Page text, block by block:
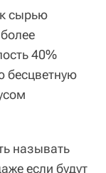
сырью
40%
бесцветную
называть
если будут